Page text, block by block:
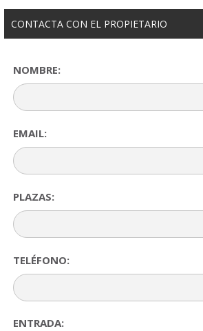
CONTACTA CON EL PROPIETARIO
NOMBRE:
EMAIL:
PLAZAS:
TELÉFONO:
ENTRADA: